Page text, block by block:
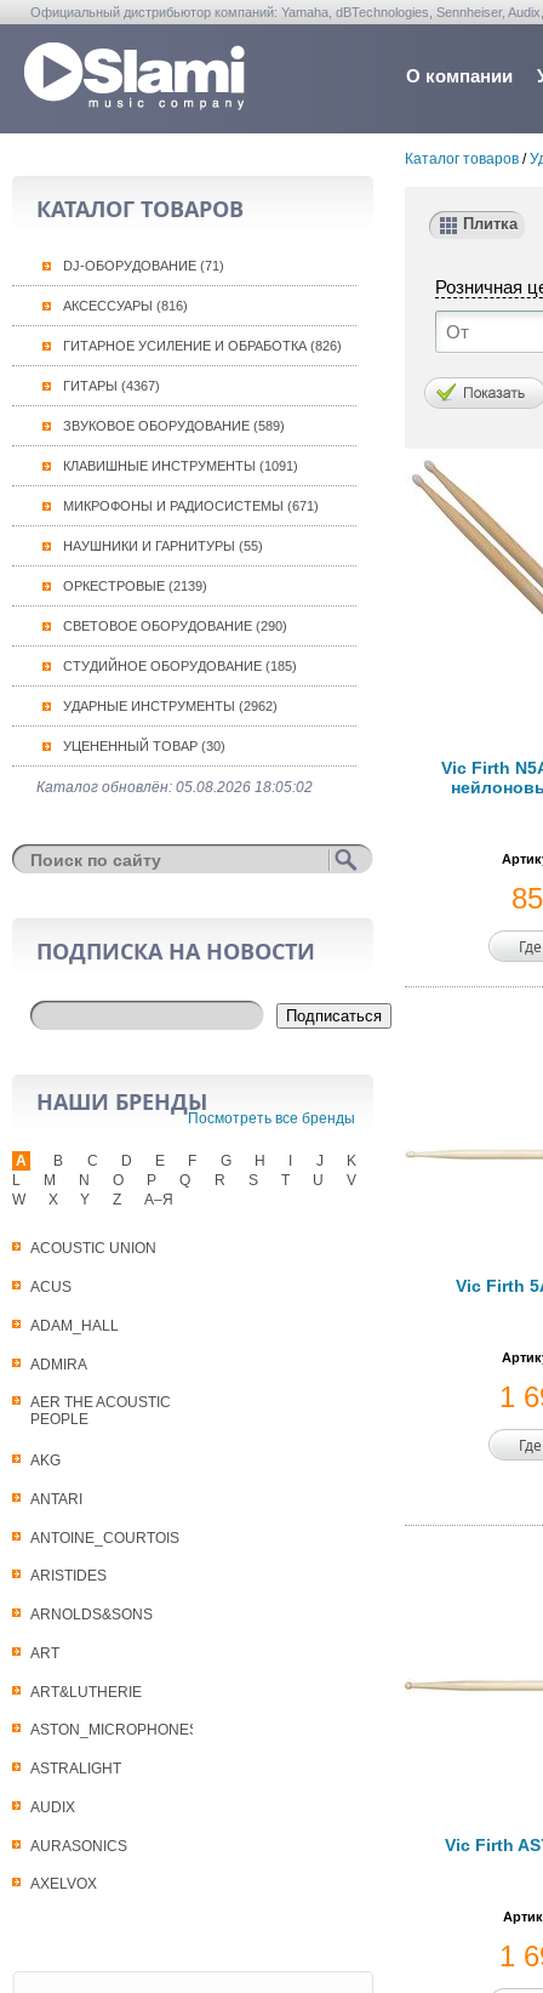
Официальный дистрибьютор компаний: Yamaha, dBTechnologies, Sennheiser,
О компании
КАТАЛОГ ТОВАРОВ
DJ-ОБОРУДОВАНИЕ (71)
АКСЕССУАРЫ (816)
ГИТАРНОЕ УСИЛЕНИЕ И ОБРАБОТКА (826)
ГИТАРЫ (4367)
ЗВУКОВОЕ ОБОРУДОВАНИЕ (589)
КЛАВИШНЫЕ ИНСТРУМЕНТЫ (1091)
МИКРОФОНЫ И РАДИОСИСТЕМЫ (671)
НАУШНИКИ И ГАРНИТУРЫ (55)
ОРКЕСТРОВЫЕ (2139)
СВЕТОВОЕ ОБОРУДОВАНИЕ (290)
СТУДИЙНОЕ ОБОРУДОВАНИЕ (185)
УДАРНЫЕ ИНСТРУМЕНТЫ (2962)
УЦЕНЕННЫЙ ТОВАР (30)
Каталог обновлён: 05.08.2026 18:05:02
ПОДПИСКА НА НОВОСТИ
Подписаться
НАШИ БРЕНДЫ
Посмотреть все бренды
A
ACOUSTIC UNION
ACUS
ADAM_HALL
ADMIRA
AER THE ACOUSTIC
PEOPLE
AKG
ANTARI
ANTOINE_COURTOIS
ARISTIDES
ARNOLDS&SONS
ART
ART&LUTHERIE
ASTON_MICROPHONES
ASTRALIGHT
AUDIX
AURASONICS
AXELVOX
B C D E F G H J
K
L
M N O P Q R S T U
V
W
X Y Z А–Я
Каталог товаров/
Плитка
Розничная
Vic Firth
Vic Firth
1
Vic Firth
1